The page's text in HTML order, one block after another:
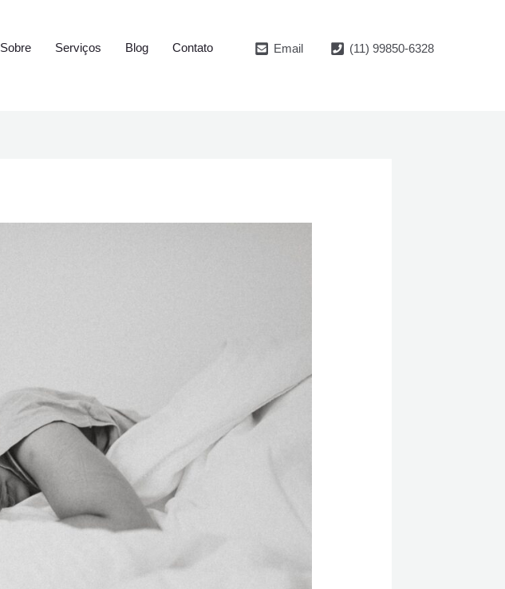
Sobre Serviços Blog Contato Email (11) 99850-6328